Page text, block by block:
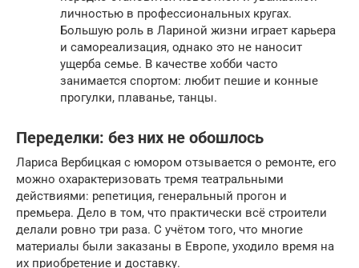
личностью в профессиональных кругах.
Большую роль в Лариной жизни играет карьера
и самореализация, однако это не наносит
ущерба семье. В качестве хобби часто
занимается спортом: любит пешие и конные
прогулки, плаванье, танцы.
Переделки: без них не обошлось
Лариса Вербицкая с юмором отзывается о ремонте, его
можно охарактеризовать тремя театральными
действиями: репетиция, генеральный прогон и
премьера. Дело в том, что практически всё строители
делали ровно три раза. С учётом того, что многие
материалы были заказаны в Европе, уходило время на
их приобретение и доставку.